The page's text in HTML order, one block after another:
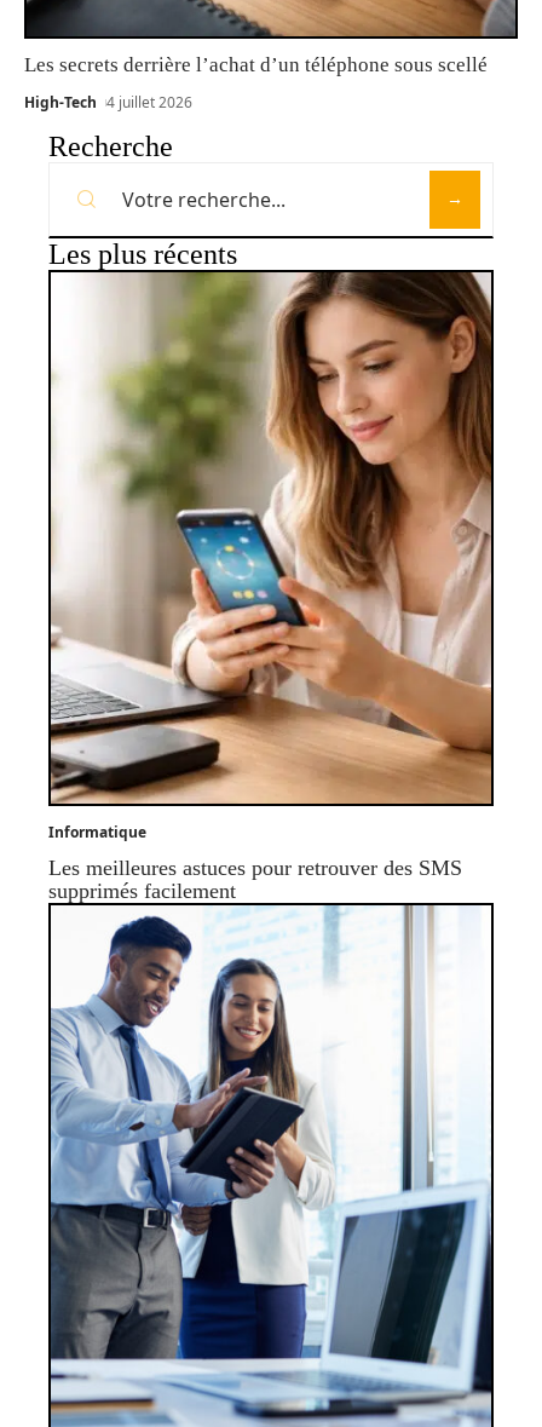
Les secrets derrière l’achat d’un téléphone sous scellé
High-Tech 4 juillet 2026
Recherche
Les plus récents
Informatique
Les meilleures astuces pour retrouver des SMS
supprimés facilement